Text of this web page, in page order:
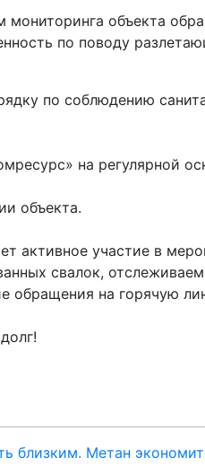
мониторинга объекта
по поводу
по соблюдению
на регулярной
объекта.
активное участие в
свалок,
обращения на горячую
близким. Метан